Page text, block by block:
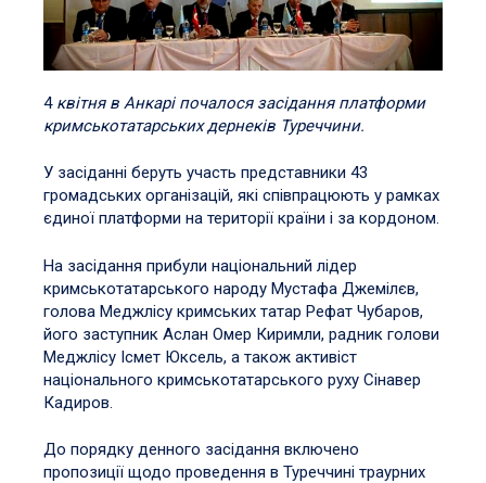
4квітня в Анкарі почалося засідання платформи
кримськотатарських дернеків Туреччини.
У засіданні беруть участь представники 43
громадських організацій, які співпрацюють у рамках
єдиної платформи на території країни і за кордоном.
На засідання прибули національний лідер
кримськотатарського народу Мустафа Джемілєв,
голова Меджлісу кримських татар Рефат Чубаров,
його заступник Аслан Омер Киримли, радник голови
Меджлісу Ісмет Юксель, а також активіст
національного кримськотатарського руху Сінавер
Кадиров.
До порядку денного засідання включено
пропозиції щодо проведення в Туреччині траурних